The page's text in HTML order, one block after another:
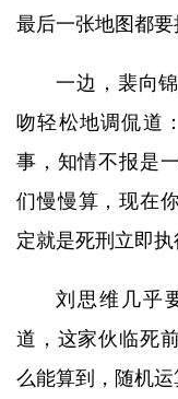
最后一张地图都
一边，裴向
吻轻松地调侃道
事，知情不报是
们慢慢算，现在
定就是死刑立即执
刘思维几乎
道，这家伙临死
么能算到，随机